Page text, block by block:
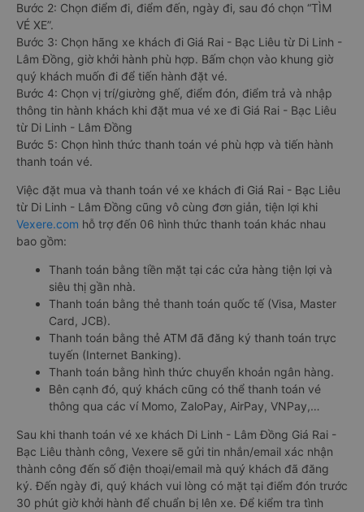
Bước 2: Chọn điểm đi, điểm đến, ngày đi, sau đó chọn “TÌM
VÉ XE”.
Bước 3: Chọn hãng xe khách đi Giá Rai - Bạc Liêu từ Di Linh -
Lâm Đồng, giờ khởi hành phù hợp. Bấm chọn vào khung giờ
quý khách muốn đi để tiến hành đặt vé.
Bước 4: Chọn vị trí/giường ghế, điểm đón, điểm trả và nhập
thông tin hành khách khi đặt mua vé xe đi Giá Rai - Bạc Liêu
từ Di Linh - Lâm Đồng
Bước 5: Chọn hình thức thanh toán vé phù hợp và tiến hành
thanh toán vé.
Việc đặt mua và thanh toán vé xe khách đi Giá Rai - Bạc Liêu
từ Di Linh - Lâm Đồng cũng vô cùng đơn giản, tiện lợi khi
Vexere.com hỗ trợ đến 06 hình thức thanh toán khác nhau
bao gồm:
Thanh toán bằng tiền mặt tại các cửa hàng tiện lợi và
siêu thị gần nhà.
Thanh toán bằng thẻ thanh toán quốc tế (Visa, Master
Card, JCB).
Thanh toán bằng thẻ ATM đã đăng ký thanh toán trực
tuyến (Internet Banking).
Thanh toán bằng hình thức chuyển khoản ngân hàng.
Bên cạnh đó, quý khách cũng có thể thanh toán vé
thông qua các ví Momo, ZaloPay, AirPay, VNPay,…
Sau khi thanh toán vé xe khách Di Linh - Lâm Đồng Giá Rai -
Bạc Liêu thành công, Vexere sẽ gửi tin nhắn/email xác nhận
thành công đến số điện thoại/email mà quý khách đã đăng
ký. Đến ngày đi, quý khách vui lòng có mặt tại điểm đón trước
30 phút giờ khởi hành để chuẩn bị lên xe. Để kiểm tra tình